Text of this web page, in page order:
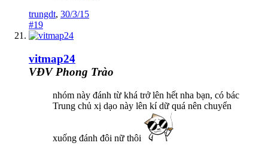
trungdt, 30/3/15
#19
vitmap24
VĐV Phong Trào
nhóm này đánh từ khá trở lên hết nha bạn, có bác
Trung chủ xị dạo này lên kí dữ quá nên chuyển
xuống đánh đôi nữ thôi